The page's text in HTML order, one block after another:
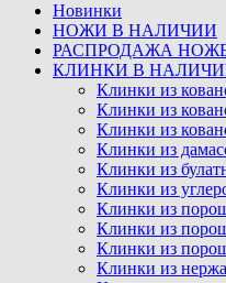
Новинки
НОЖИ В НАЛИЧИИ
РАСПРОДАЖА
КЛИНКИ В
Клинки из
Клинки из
Клинки из
Клинки из
Клинки из
Клинки из
Клинки из
Клинки из
Клинки из
Клинки из